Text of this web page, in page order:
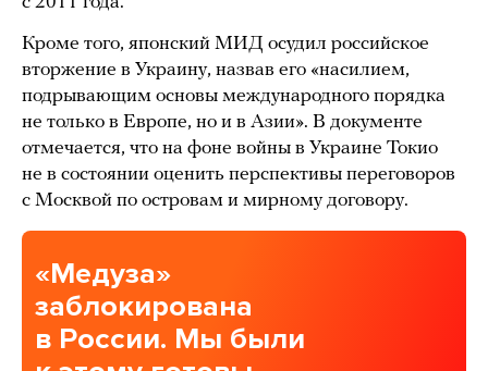
Кроме того, японский МИД осудил российское
вторжение в Украину, назвав его «насилием,
подрывающим основы международного порядка
не только в Европе, но и в Азии». В документе
отмечается, что на фоне войны в Украине Токио
не в состоянии оценить перспективы переговоров
с Москвой по островам и мирному договору.
«Медуза»
заблокирована
в России. Мы были